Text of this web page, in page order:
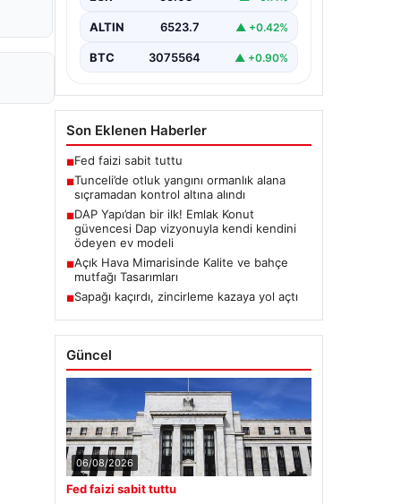
Karyemez köyleri arasında bulunan
belirlenemeyen bir nedenle…
ALTIN 6523.7 ▲ +0.42%
BTC 3075564 ▲ +0.90%
Son Eklenen Haberler
■Fed faizi sabit tuttu
■Tunceli’de otluk yangını ormanlık alana
sıçramadan kontrol altına alındı
■DAP Yapı’dan bir ilk! Emlak Konut
güvencesi Dap vizyonuyla kendi kendini
ödeyen ev modeli
■Açık Hava Mimarisinde Kalite ve bahçe
mutfağı Tasarımları
■Sapağı kaçırdı, zincirleme kazaya yol açtı
Güncel
06/08/2026
Fed faizi sabit tuttu